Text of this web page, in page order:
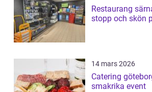
Restaurang särna god mat,
stopp och skön
14 mars 2026
Catering göteborg smarta val
smakrika event